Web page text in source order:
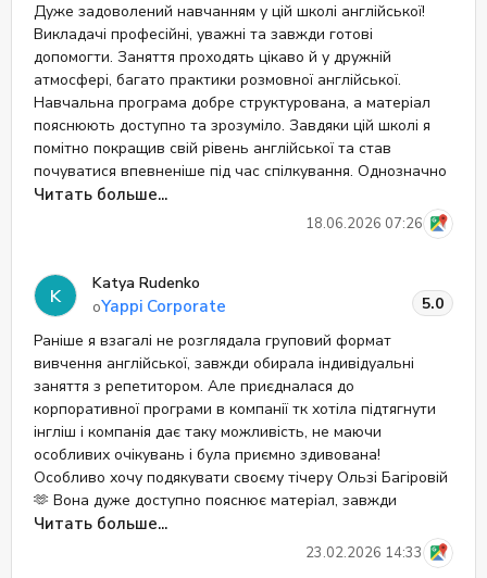
18.06.2026 07:26
Дуже задоволений навчанням у цій школі англійської!
Викладачі професійні, уважні та завжди готові
допомогти. Заняття проходять цікаво й у дружній
атмосфері, багато практики розмовної англійської.
Навчальна програма добре структурована, а матеріал
пояснюють доступно та зрозуміло. Завдяки цій школі я
помітно покращив свій рівень англійської та став
почуватися впевненіше під час спілкування. Однозначно
рекомендую всім, хто хоче вивчати англійську
Читать больше...
K
Katya Rudenko
оYappi Corporate
23.02.2026 14:33
5.0
Раніше я взагалі не розглядала груповий формат
вивчення англійської, завжди обирала індивідуальні
заняття з репетитором. Але приєдналася до
корпоративної програми в компанії тк хотіла підтягнути
інгліш і компанія дає таку можливість, не маючи
особливих очікувань і була приємно здивована!
Особливо хочу подякувати своєму тічеру Ользі Багіровій
🫶 Вона дуже доступно пояснює матеріал, завжди
допомагає розібратись із незрозумілими словами чи
висловами, приємна у спілкуванні та завжди позитивна
Читать больше...